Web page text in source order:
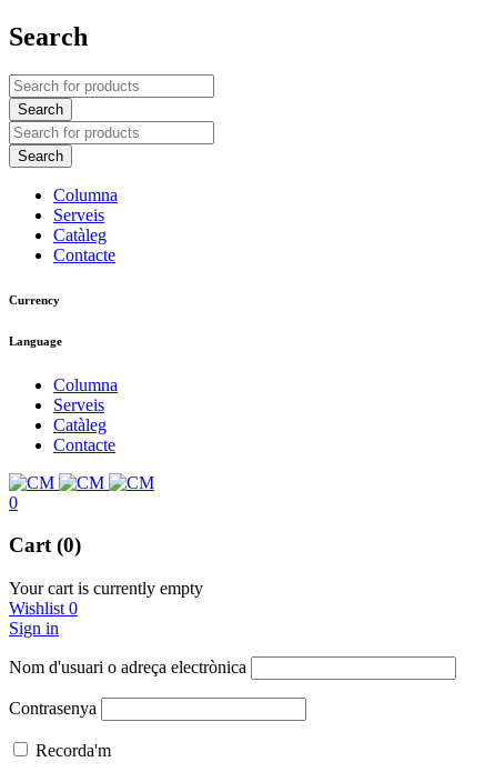
Search
Columna
Serveis
Catàleg
Contacte
Currency
Language
Columna
Serveis
Catàleg
Contacte
0
Cart (0)
Your cart is currently empty
Wishlist 0
Sign in
Nom d'usuari o adreça electrònica
Contrasenya
Recorda'm